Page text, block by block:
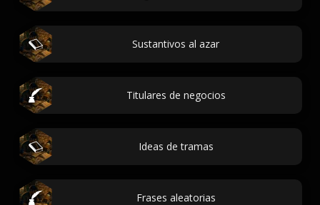
Sustantivos al azar
Titulares de negocios
Ideas de tramas
Frases aleatorias